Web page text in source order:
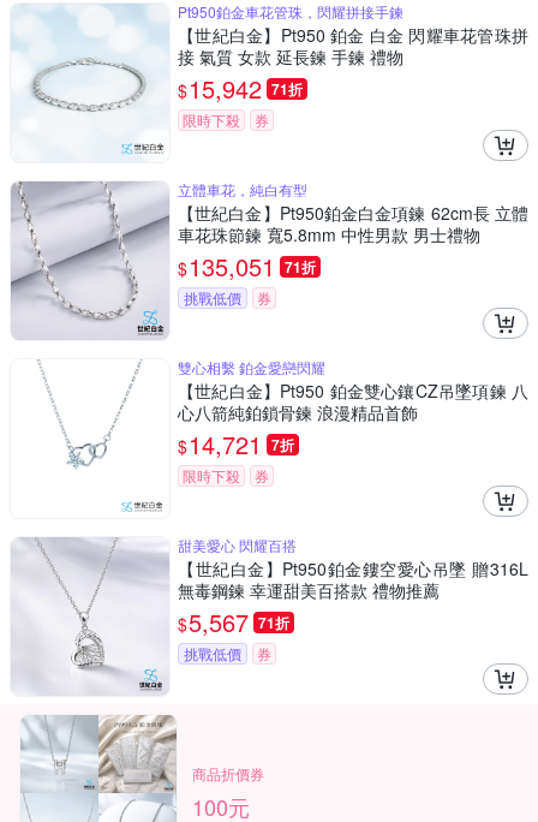
Pt950鉑金車花管珠，閃耀拼接手鍊
【世紀白金】Pt950 鉑金 白金 閃耀車花管珠拼
接 氣質 女款 延長鍊 手鍊 禮物
$15,942 71折
限時下殺 券
立體車花，純白有型
【世紀白金】Pt950鉑金白金項鍊 62cm長 立體
車花珠節鍊 寬5.8mm 中性男款 男士禮物
$135,051 71折
挑戰低價 券
雙心相繫 鉑金愛戀閃耀
【世紀白金】Pt950 鉑金雙心鑲CZ吊墜項鍊 八
心八箭純鉑鎖骨鍊 浪漫精品首飾
$14,721 7折
限時下殺 券
甜美愛心 閃耀百搭
【世紀白金】Pt950鉑金鏤空愛心吊墜 贈316L
無毒鋼鍊 幸運甜美百搭款 禮物推薦
$5,567 71折
挑戰低價 券
商品折價券
100元